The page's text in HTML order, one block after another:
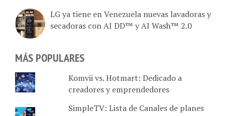
LG ya tiene en Venezuela nuevas lavadoras y
secadoras con AI DD™ y AI Wash™ 2.0
MÁS POPULARES
Komvii vs. Hotmart: Dedicado a
creadores y emprendedores
SimpleTV: Lista de Canales de planes